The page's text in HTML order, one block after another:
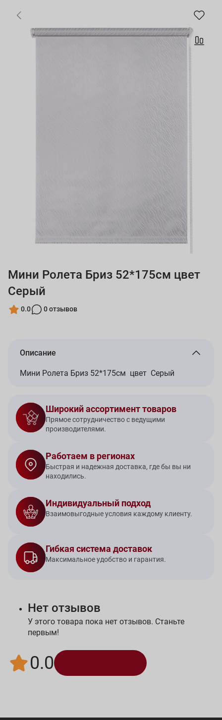
Мини Ролета Бриз 52*175см цвет
Серый
0.0 0 отзывов
Описание
Мини Ролета Бриз 52*175см цвет Серый
Широкий ассортимент товаров
Прямое сотрудничество с ведущими
производителями.
Работаем в регионах
Быстрая и надежная доставка, где бы вы ни
находились.
Индивидуальный подход
Взаимовыгодные условия каждому клиенту.
Гибкая система доставок
Максимальное удобство и гарантия.
Нет отзывов
У этого товара пока нет отзывов. Станьте
первым!
0.0